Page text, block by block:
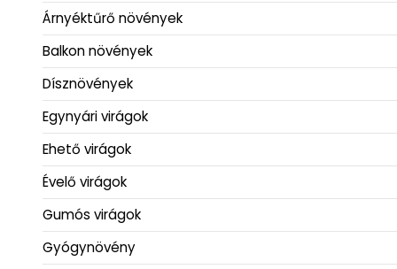
Árnyéktűrő növények
Balkon növények
Dísznövények
Egynyári virágok
Ehető virágok
Évelő virágok
Gumós virágok
Gyógynövény